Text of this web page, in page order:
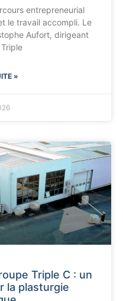
entrepreneurial
le travail accompli. Le
Aufort, dirigeant
»
Triple C : un
la plasturgie